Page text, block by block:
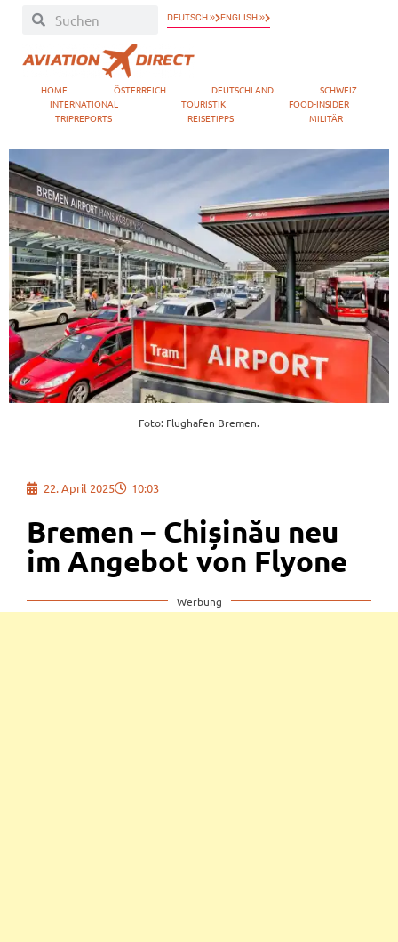
DEUTSCH » ENGLISH »
HOME ÖSTERREICH DEUTSCHLAND
SCHWEIZ
INTERNATIONAL
TOURISTIK
FOOD-INSIDER
TRIPREPORTS
REISETIPPS MILITÄR
Foto: Flughafen Bremen.
22. April 2025 10:03
Bremen – Chișinău neu
im Angebot von Flyone
Werbung